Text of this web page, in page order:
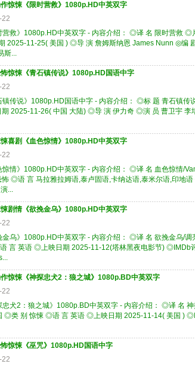
惊悚《限时营救》1080p.HD中英双字
22
营救》1080p.HD中英双字 - 内容介绍： ◎译 名 限时营救
2025-11-25( 美国 ) ◎导 演 詹姆斯纳恩 James Nunn ◎编
斯...
惊悚《青石镇传说》1080p.HD国语中字
22
镇传说》1080p.HD国语中字 - 内容介绍： ◎标 题 青石镇
2025-11-26( 中国 大陆) ◎导 演 伊力奇 ◎演 员 曹卫宇 李
喜剧《血色惊情》1080p.HD中英双字
22
惊情》1080p.HD中英双字 - 内容介绍： ◎译 名 血色惊情/
◎语 言 马拉雅拉姆语,泰卢固语,卡纳达语,泰米尔语,印地
...
剧情《欲挽金乌》1080p.HD中英双字
22
金乌》1080p.HD中英双字 - 内容介绍： ◎译 名 欲挽金乌/
言 英语 ◎上映日期 2025-11-12(塔林黑夜电影节) ◎IMDb
惊悚《神探忠犬2：狼之城》1080p.BD中英双字
22
忠犬2：狼之城》1080p.BD中英双字 - 内容介绍： ◎译 名
◎类 别 惊悚 ◎语 言 英语 ◎上映日期 2025-11-14( 美国 )
惊悚《巫咒》1080p.HD国语中字
22